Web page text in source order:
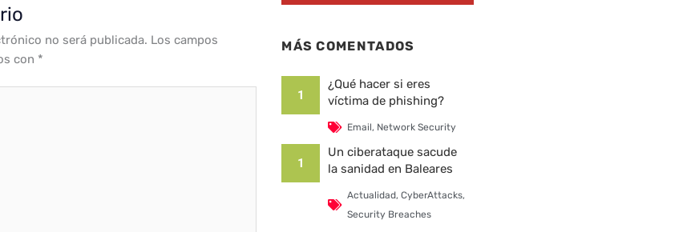
no será publicada. Los campos
con *
MÁS COMENTADOS
1
¿Qué hacer si eres
víctima de phishing?
Email, Network Security
1
Un ciberataque sacude
la sanidad en Baleares
Actualidad, CyberAttacks,
Security Breaches